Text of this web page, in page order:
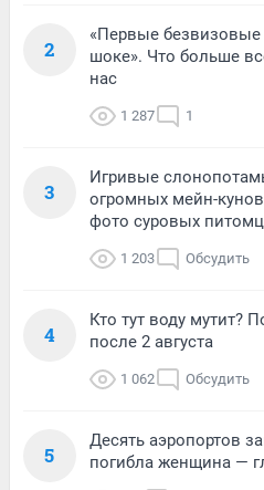
2
«Первые
шоке». Что больше
нас
1 287 1
3
Игривые
огромных мейн-
фото суровых
1 203 Обсудить
4
Кто тут воду мутит?
после 2 августа
1 062 Обсудить
5
Десять аэропортов
погибла женщина —